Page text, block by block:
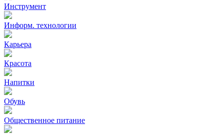
Инструмент
Информ. технологии
Карьера
Красота
Напитки
Обувь
Общественное питание